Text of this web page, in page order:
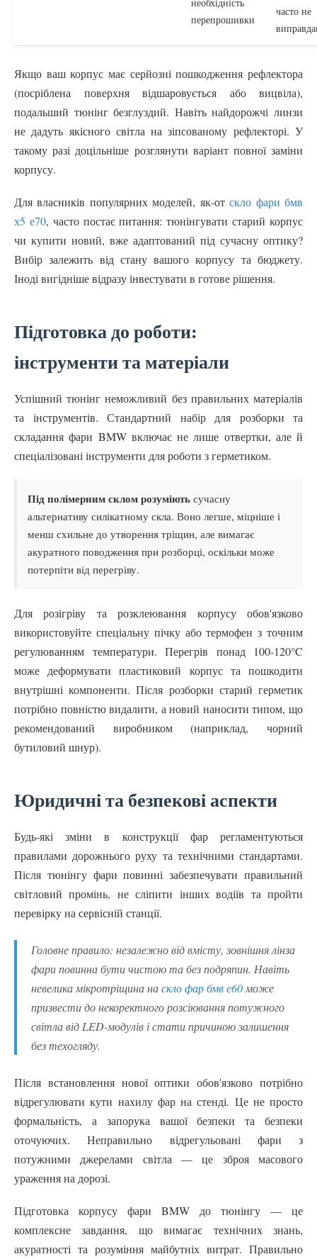
перепрошивки
часто не
Якщо ваш корпус має серйозні пошкодження рефлектора
(посріблена поверхня відшаровується або вицвіла),
подальший тюнінг безглуздий. Навіть найдорожчі линзи
не дадуть якісного світла на зіпсованому рефлекторі. У
такому разі доцільніше розглянути варіант повної заміни
корпусу.
Для власників популярних моделей, як-отскло фари бмв
х5 е70, часто постає питання: тюнінгувати старий корпус
чи купити новий, вже адаптований під сучасну оптику?
Вибір залежить від стану вашого корпусу та бюджету.
Іноді вигідніше відразу інвестувати в готове рішення.
Підготовка до роботи:
інструменти та матеріали
Успішний тюнінг неможливий без правильних матеріалів
та інструментів. Стандартний набір для розборки та
складання фари BMW включає не лише отвертки, але й
спеціалізовані інструменти для роботи з герметиком.
Під полімерним склом розуміють сучасну
альтернативу силікатному скла. Воно легше, міцніше і
менш схильне до утворення тріщин, але вимагає
акуратного поводження при розборці, оскільки може
потерпіти від перегріву.
Для розігріву та розклеювання корпусу обов'язково
використовуйте спеціальну пічку або термофен з точним
регулюванням температури. Перегрів понад 100-120°C
може деформувати пластиковий корпус та пошкодити
внутрішні компоненти. Після розборки старий герметик
потрібно повністю видалити, а новий наносити типом, що
рекомендований виробником (наприклад, чорний
бутиловий шнур).
Юридичні та безпекові аспекти
Будь-які зміни в конструкції фар регламентуються
правилами дорожнього руху та технічними стандартами.
Після тюнінгу фари повинні забезпечувати правильний
світловий промінь, не сліпити інших водіїв та пройти
перевірку на сервісній станції.
Головне правило: незалежно від вмісту, зовнішня лінза
фари повинна бути чистою та без подряпин. Навіть
невелика мікротріщина наскло фар бмв е60 може
призвести до некоректного розсіювання потужного
світла від LED-модулів і стати причиною залишення
без техогляду.
Після встановлення нової оптики обов'язково потрібно
відрегулювати кути нахилу фар на стенді. Це не просто
формальність, а запорука вашої безпеки та безпеки
оточуючих. Неправильно відрегульовані фари з
потужними джерелами світла — це зброя масового
ураження на дорозі.
Підготовка корпусу фари BMW до тюнінгу — це
комплексне завдання, що вимагає технічних знань,
акуратності та розуміння майбутніх витрат. Правильно